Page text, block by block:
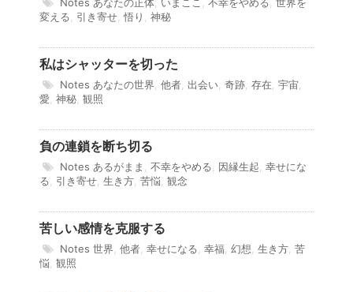
変える
引き寄せ 悟り 神秘
私はシャッターを切った
Notes あなたの世界 他者 出会い 奇跡 存在 宇宙
愛 神秘 観照
負の連鎖を断ち切る
Notes あるがまま 不幸をやめる 因縁生起 幸せにな
る
引き寄せ 生き方 苦悩 観念
苦しい感情を克服する
Notes 世界 他者 幸せになる 幸福 幻想 生き方 苦
悩 観照